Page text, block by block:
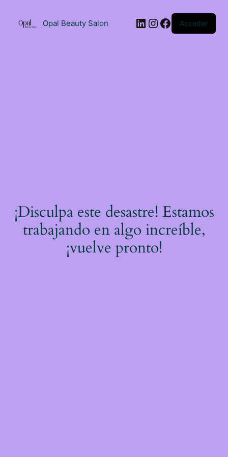
contenido
Opal Beauty Salon LinkedIn
Instagram
Facebook
Acceder
¡Disculpa este desastre! Estamos
trabajando en algo increíble,
¡vuelve pronto!